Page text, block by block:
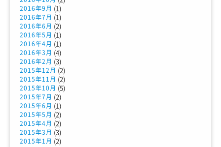
2016年9月 (1)
2016年7月 (1)
2016年6月 (2)
2016年5月 (1)
2016年4月 (1)
2016年3月 (4)
2016年2月 (3)
2015年12月 (2)
2015年11月 (2)
2015年10月 (5)
2015年7月 (2)
2015年6月 (1)
2015年5月 (2)
2015年4月 (2)
2015年3月 (3)
2015年1月 (2)